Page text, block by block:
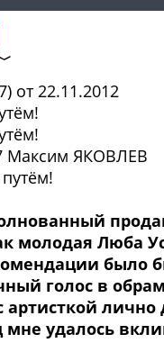
от 22.11.2012
Максим ЯКОВЛЕВ
молодая Люба
было
голос в
артисткой
мне удалось